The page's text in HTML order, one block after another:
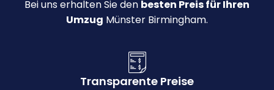
Bei uns erhalten Sie den besten Preis für Ihren
Umzug Münster Birmingham.
Transparente Preise